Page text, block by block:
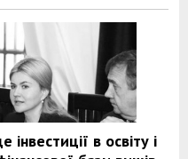
інвестиції в освіту і